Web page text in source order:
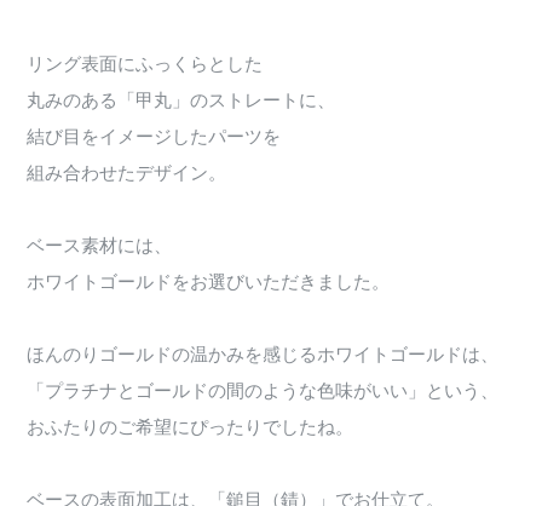
リング表面にふっくらとした
丸みのある「甲丸」のストレートに、
結び目をイメージしたパーツを
組み合わせたデザイン。
ベース素材には、
ホワイトゴールドをお選びいただきました。
ほんのりゴールドの温かみを感じるホワイトゴールドは、
「プラチナとゴールドの間のような色味がいい」という、
おふたりのご希望にぴったりでしたね。
ベースの表面加工は、「鎚目（錆）」でお仕立て。